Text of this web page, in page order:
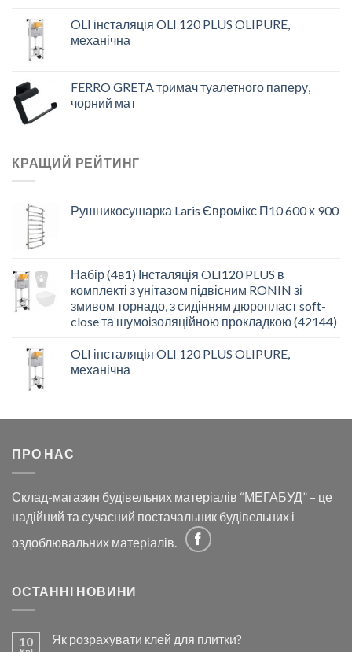
OLI інсталяція OLI 120 PLUS OLIPURE,
механічна
FERRO GRETA тримач туалетного паперу,
чорний мат
КРАЩИЙ РЕЙТИНГ
Рушникосушарка Laris Євромікс П10 600 х 900
Набір (4в1) Інсталяція OLI120 PLUS в
комплекті з унітазом підвісним RONIN зі
змивом торнадо, з сидінням дюропласт soft-
close та шумоізоляційною прокладкою (42144)
OLI інсталяція OLI 120 PLUS OLIPURE,
механічна
ПРО НАС
Склад-магазин будівельних матеріалів “МЕГАБУД” – це
надійний та сучасний постачальник будівельних і
оздоблювальних матеріалів.
ОСТАННІ НОВИНИ
10 Як розрахувати клей для плитки?